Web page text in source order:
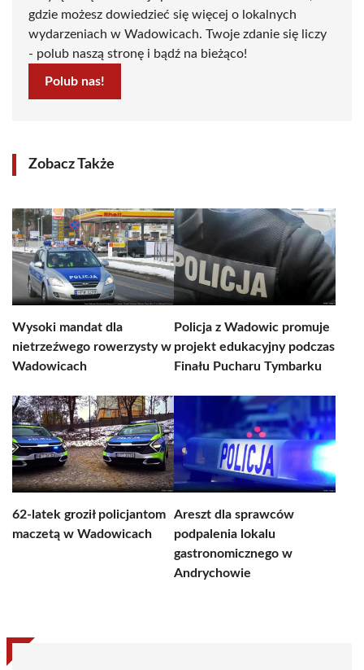
gdzie możesz dowiedzieć się więcej o lokalnych
wydarzeniach w Wadowicach. Twoje zdanie się liczy
- polub naszą stronę i bądź na bieżąco!
Polub nas!
Zobacz Także
Wysoki mandat dla
nietrzeźwego rowerzysty w
Wadowicach
Policja z Wadowic promuje
projekt edukacyjny podczas
Finału Pucharu Tymbarku
62-latek groził policjantom
maczetą w Wadowicach
Areszt dla sprawców
podpalenia lokalu
gastronomicznego w
Andrychowie